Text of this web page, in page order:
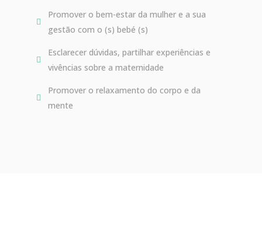
Promover o bem-estar da mulher e a sua
gestão com o (s) bebé (s)
Esclarecer dúvidas, partilhar experiências e
vivências sobre a maternidade
Promover o relaxamento do corpo e da
mente